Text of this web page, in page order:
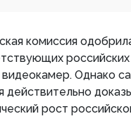
комиссия
Однако
действительно
рост